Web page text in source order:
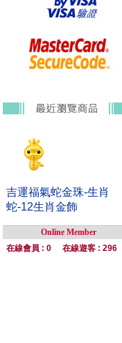
吉運福氣蛇金珠-生肖
蛇-12生肖金飾
Online Member
在線會員 : 0
在線遊客 : 296